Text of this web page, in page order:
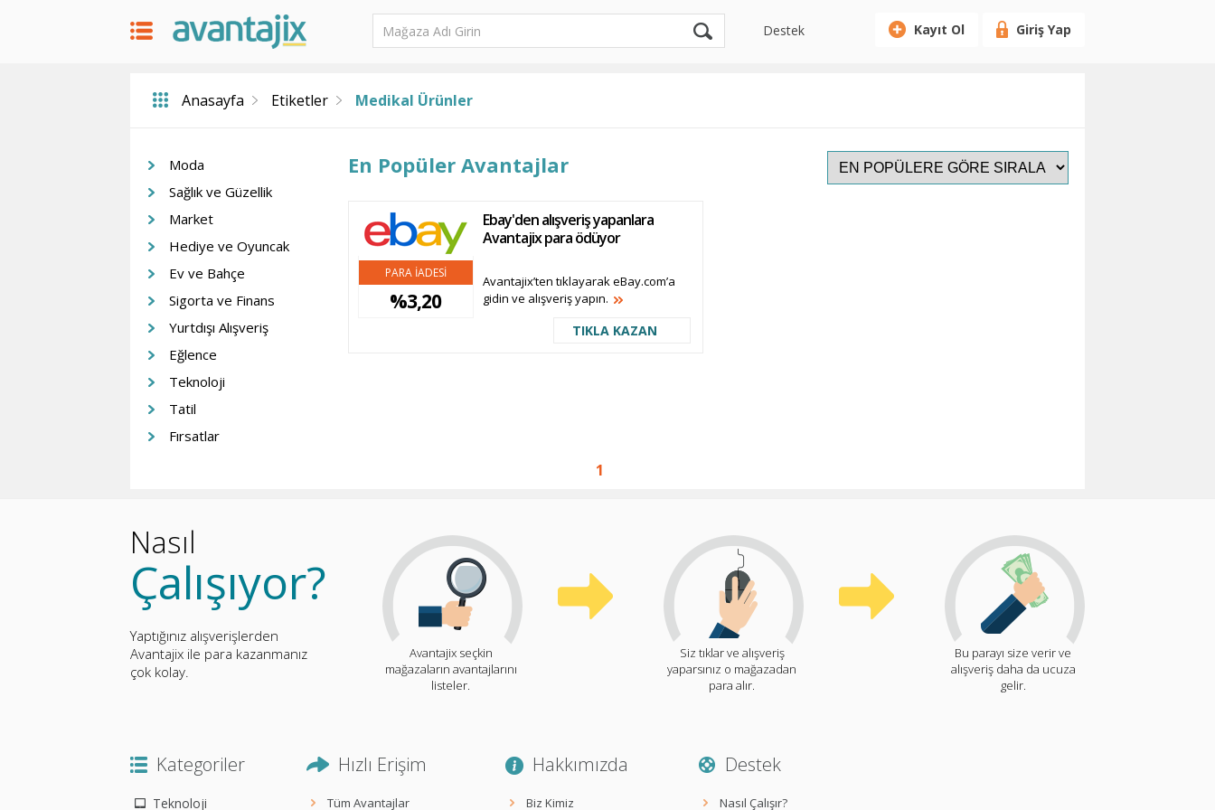
Destek Kayıt Ol Giriş Yap
Anasayfa Etiketler Medikal Ürünler
Moda
Sağlık ve Güzellik
Market
Hediye ve Oyuncak
Ev ve Bahçe
Sigorta ve Finans
Yurtdışı Alışveriş
Eğlence
Teknoloji
Tatil
Fırsatlar
En Popüler Avantajlar
PARA İADESİ
%3,20
Ebay'den alışveriş yapanlara
Avantajix para ödüyor
Avantajix’ten tıklayarak eBay.com’a
gidin ve alışveriş yapın.
TIKLA KAZAN
1
Nasıl
Çalışıyor?
Yaptığınız alışverişlerden
Avantajix ile para kazanmanız
çok kolay.
Avantajix seçkin
mağazaların avantajlarını
listeler.
Siz tıklar ve alışveriş
yaparsınız o mağazadan
para alır.
Bu parayı size verir ve
alışveriş daha da ucuza
gelir.
Kategoriler
Teknoloji
Hızlı Erişim
Tüm Avantajlar
Hakkımızda
Biz Kimiz
Destek
Nasıl Çalışır?